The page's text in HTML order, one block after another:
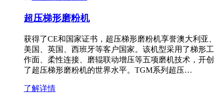
超压梯形磨粉机
获得了CE和国家证书，超压梯形磨粉机享誉澳大利亚、
美国、英国、西班牙等客户国家。该机型采用了梯形工
作面、柔性连接、磨辊联动增压等五项磨机技术，开创
了超压梯形磨粉机的世界水平。TGM系列超压…
了解详情